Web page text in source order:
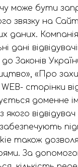
може бути
звязку на
даних.
дані
до Законів
«Про
WEB- сторінки
доменне
якого
також
За